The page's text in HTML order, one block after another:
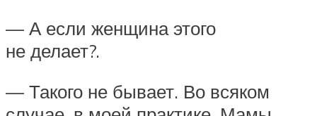
— А если женщина этого
не делает?.
— Такого не бывает. Во всяком